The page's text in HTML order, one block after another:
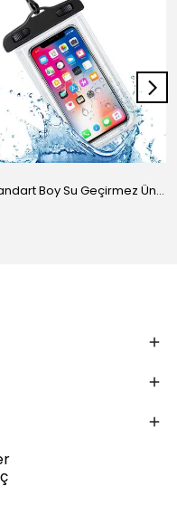
Standart Boy Su Geçirmez Üniversal Kılıf